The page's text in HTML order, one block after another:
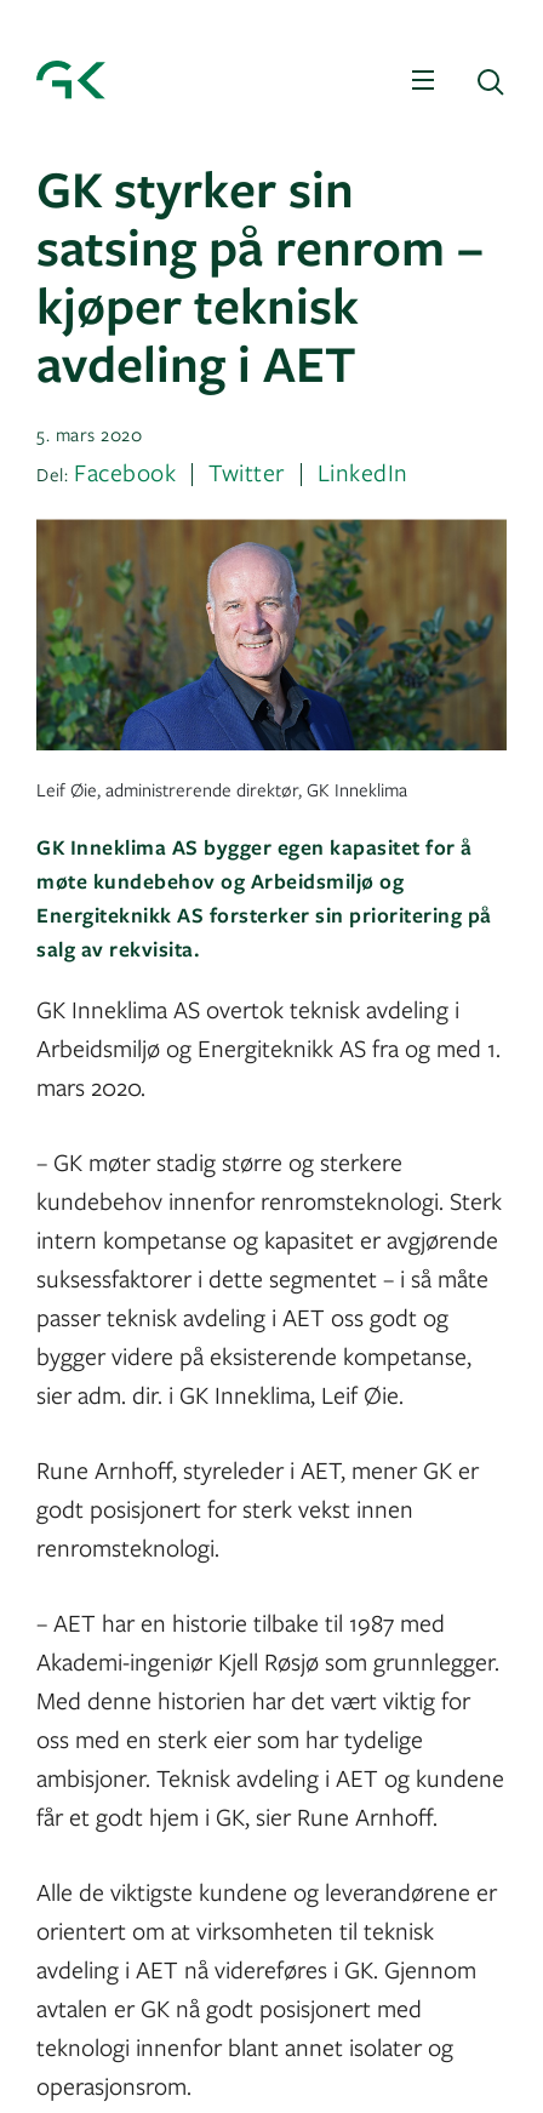
Meny
GK styrker sin
satsing på renrom –
kjøper teknisk
avdeling i AET
5. mars 2020
Del: Facebook Twitter LinkedIn
Leif Øie, administrerende direktør, GK Inneklima
GK Inneklima AS bygger egen kapasitet for å
møte kundebehov og Arbeidsmiljø og
Energiteknikk AS forsterker sin prioritering på
salg av rekvisita.
GK Inneklima AS overtok teknisk avdeling i
Arbeidsmiljø og Energiteknikk AS fra og med 1.
mars 2020.
– GK møter stadig større og sterkere
kundebehov innenfor renromsteknologi. Sterk
intern kompetanse og kapasitet er avgjørende
suksessfaktorer i dette segmentet – i så måte
passer teknisk avdeling i AET oss godt og
bygger videre på eksisterende kompetanse,
sier adm. dir. i GK Inneklima, Leif Øie.
Rune Arnhoff, styreleder i AET, mener GK er
godt posisjonert for sterk vekst innen
renromsteknologi.
– AET har en historie tilbake til 1987 med
Akademi-ingeniør Kjell Røsjø som grunnlegger.
Med denne historien har det vært viktig for
oss med en sterk eier som har tydelige
ambisjoner. Teknisk avdeling i AET og kundene
får et godt hjem i GK, sier Rune Arnhoff.
Alle de viktigste kundene og leverandørene er
orientert om at virksomheten til teknisk
avdeling i AET nå videreføres i GK. Gjennom
avtalen er GK nå godt posisjonert med
teknologi innenfor blant annet isolater og
operasjonsrom.